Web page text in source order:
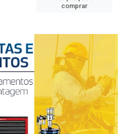
comprar